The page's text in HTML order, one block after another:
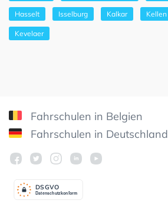
Hasselt Isselburg Kalkar Kellen
Kevelaer
Fahrschulen in Belgien
Fahrschulen in Deutschland
Datenschutzkonform
DSGVO